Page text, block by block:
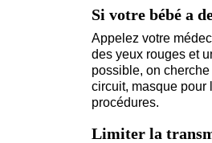
Si votre bébé a
Appelez votre
des yeux rouges et
possible, on
circuit, masque pour
procédures.
Limiter la